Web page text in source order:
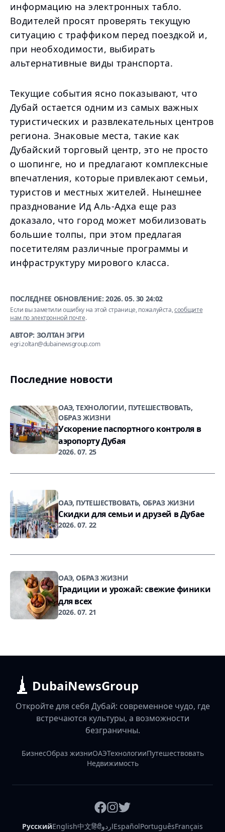
информацию на электронных табло.
Водителей просят проверять текущую
ситуацию с траффиком перед поездкой и,
при необходимости, выбирать
альтернативные виды транспорта.
Текущие события ясно показывают, что
Дубай остается одним из самых важных
туристических и развлекательных центров
региона. Знаковые места, такие как
Дубайский торговый центр, это не просто
о шопинге, но и предлагают комплексные
впечатления, которые привлекают семьи,
туристов и местных жителей. Нынешнее
празднование Ид Аль-Адха еще раз
доказало, что город может мобилизовать
большие толпы, при этом предлагая
посетителям различные программы и
инфраструктуру мирового класса.
ПОСЛЕДНЕЕ ОБНОВЛЕНИЕ:2026. 05. 30 24:02
Если вы заметили ошибку на этой странице, пожалуйста,сообщите
нам по электронной почте.
АВТОР: ЗОЛТАН ЭГРИ
egri.zoltan@dubainewsgroup.com
Последние новости
ОАЭ, ТЕХНОЛОГИИ, ПУТЕШЕСТВОВАТЬ,
ОБРАЗ ЖИЗНИ
Ускорение паспортного контроля в
аэропорту Дубая
2026. 07. 25
ОАЭ, ПУТЕШЕСТВОВАТЬ, ОБРАЗ ЖИЗНИ
Скидки для семьи и друзей в Дубае
2026. 07. 22
ОАЭ, ОБРАЗ ЖИЗНИ
Традиции и урожай: свежие финики
для всех
2026. 07. 21
DubaiNewsGroup
Откройте для себя Дубай: современное чудо, где
встречаются культуры, а возможности
безграничны.
БизнесОбраз жизниОАЭТехнологииПутешествовать
Недвижимость
РусскийEnglish中文हिंदीاردوEspañolPortuguêsFrançais